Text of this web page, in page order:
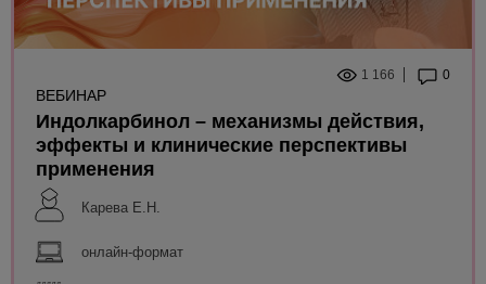
1 166 0
ВЕБИНАР
Индолкарбинол – механизмы действия,
эффекты и клинические перспективы
применения
Карева Е.Н.
онлайн-формат